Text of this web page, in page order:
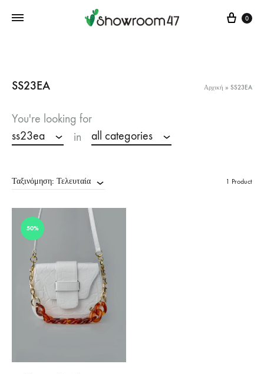
Cart
0
SS23EA Αρχική » SS23EA
You're looking for
ss23ea
in all categories
Ταξινόμηση: Τελευταία 1 Product
50%